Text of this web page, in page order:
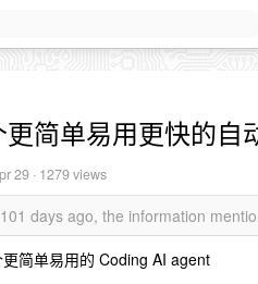
简单易用更快的自
29 · 1279 views
days ago, the information
简单易用的 Coding AI agent